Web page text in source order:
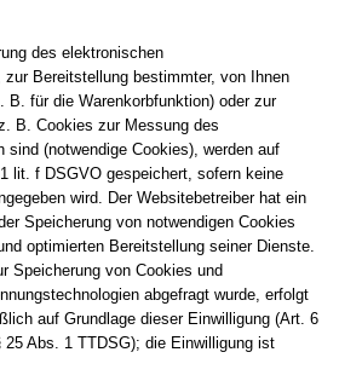
des elektronischen
zur Bereitstellung bestimmter, von Ihnen
B. für die Warenkorbfunktion) oder zur
B. Cookies zur Messung des
sind (notwendige Cookies), werden auf
lit. f DSGVO gespeichert, sofern keine
wird. Der Websitebetreiber hat ein
Speicherung von notwendigen Cookies
optimierten Bereitstellung seiner Dienste.
Speicherung von Cookies und
abgefragt wurde, erfolgt
auf Grundlage dieser Einwilligung (Art. 6
Abs. 1 TTDSG); die Einwilligung ist